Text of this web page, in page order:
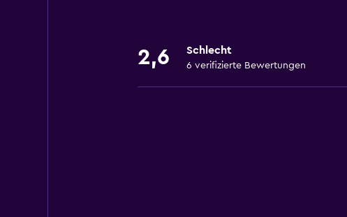
2,6 Schlecht
6 verifizierte Bewertungen